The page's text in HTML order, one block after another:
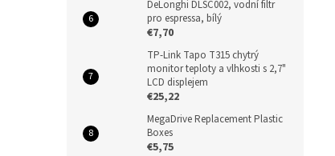
DeLonghi DLSC002, vodní filtr
pro espressa, bílý
€7,70
TP-Link Tapo T315 chytrý
monitor teploty a vlhkosti s 2,7"
LCD displejem
€25,22
MegaDrive Replacement Plastic
Boxes
€5,75